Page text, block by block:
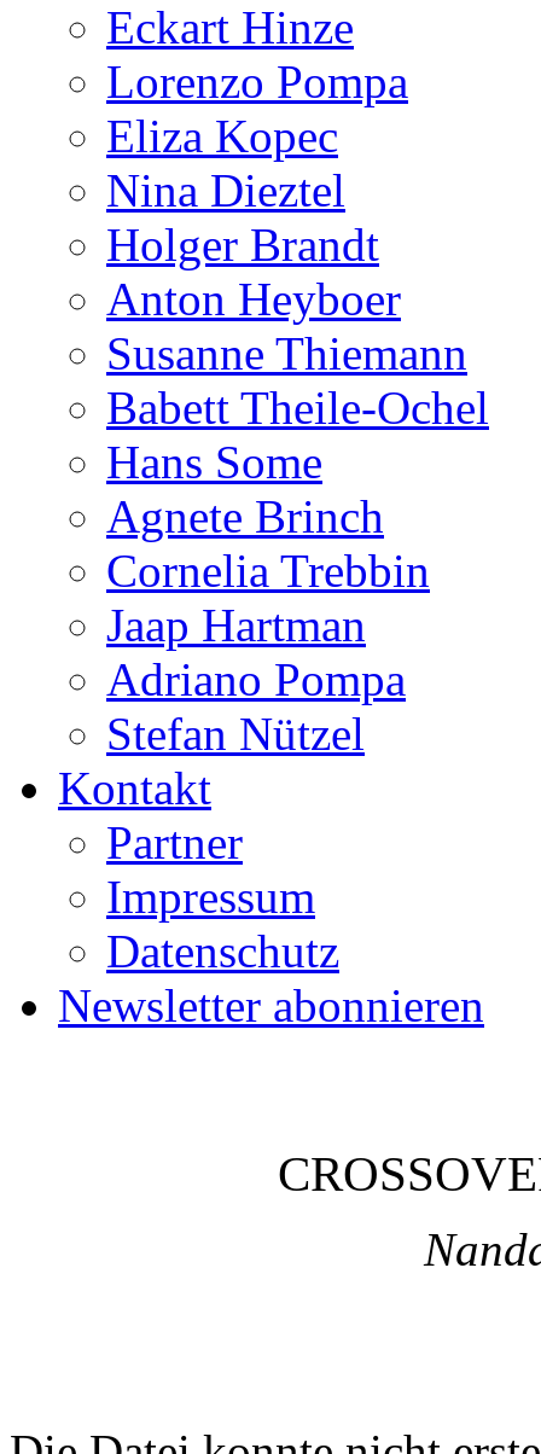
Eckart Hinze
Lorenzo Pompa
Eliza Kopec
Nina Dieztel
Holger Brandt
Anton Heyboer
Susanne Thiemann
Babett Theile-Ochel
Hans Some
Agnete Brinch
Cornelia Trebbin
Jaap Hartman
Adriano Pompa
Stefan Nützel
Kontakt
Partner
Impressum
Datenschutz
Newsletter abonnieren